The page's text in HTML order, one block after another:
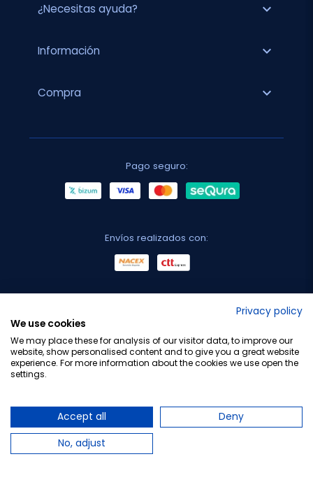
¿Necesitas ayuda? expand_more
Información expand_more
Compra expand_more
Pago seguro:
Envíos realizados con:
Privacy policy
We use cookies
We may place these for analysis of our visitor data, to improve our
website, show personalised content and to give you a great website
experience. For more information about the cookies we use open the
settings.
Accept all
Deny
No, adjust